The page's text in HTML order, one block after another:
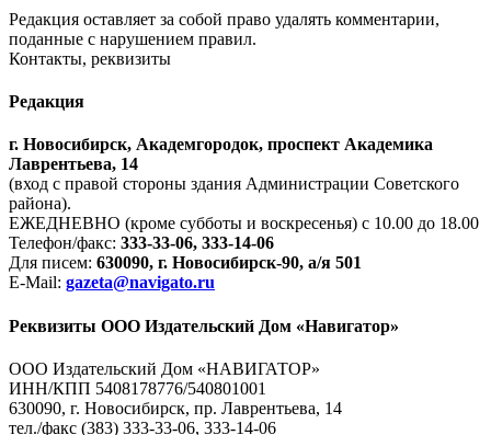
Редакция оставляет за собой право удалять комментарии,
поданные с нарушением правил.
Контакты, реквизиты
Редакция
г. Новосибирск, Академгородок, проспект Академика
Лаврентьева, 14
(вход с правой стороны здания Администрации Советского
района).
ЕЖЕДНЕВНО (кроме субботы и воскресенья) с 10.00 до 18.00
Телефон/факс: 333-33-06, 333-14-06
Для писем: 630090, г. Новосибирск-90, а/я 501
E-Mail: gazeta@navigato.ru
Реквизиты ООО Издательский Дом «Навигатор»
ООО Издательский Дом «НАВИГАТОР»
ИНН/КПП 5408178776/540801001
630090, г. Новосибирск, пр. Лаврентьева, 14
тел./факс (383) 333-33-06, 333-14-06